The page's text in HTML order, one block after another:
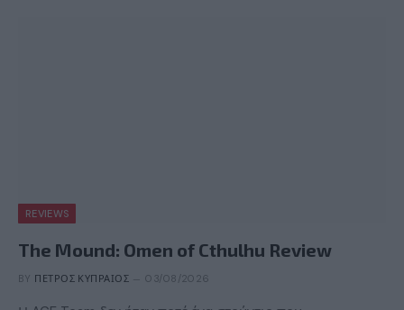
REVIEWS
The Mound: Omen of Cthulhu Review
BY ΠΈΤΡΟΣ ΚΥΠΡΑΊΟΣ 03/08/2026